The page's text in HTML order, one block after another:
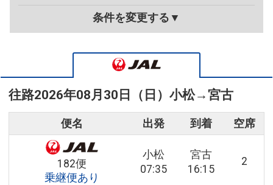
条件を変更する▼
往路2026年08月30日（日） 小松→宮古
便名 出発 到着 空席
182便
乗継便あり
小松
07:35
宮古
16:15
2